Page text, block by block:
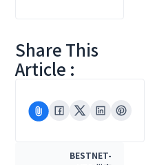
Share This
Article :
BESTNET-